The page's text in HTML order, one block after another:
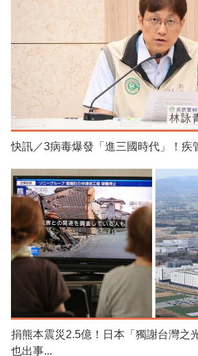
快訊／3病毒爆發「進三國時代」！疾
捐熊本震災2.5億！日本「獨謝台灣之
也出事...